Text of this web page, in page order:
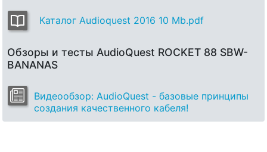
Каталог Audioquest 2016 10 Mb.pdf
Обзоры и тесты AudioQuest ROCKET 88 SBW-
BANANAS
Видеообзор: AudioQuest - базовые принципы
создания качественного кабеля!